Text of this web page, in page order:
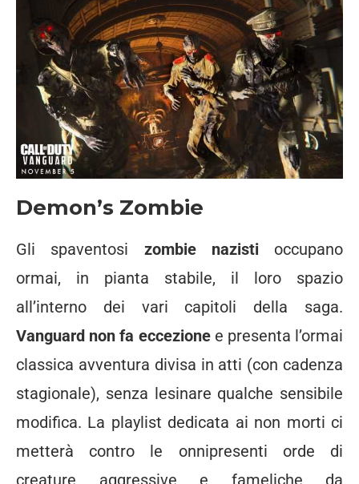
Demon’s Zombie
Gli spaventosi zombie nazistioccupano
ormai, in pianta stabile, il loro spazio
all’interno dei vari capitoli della saga.
Vanguard non fa eccezionee presenta l’ormai
classica avventura divisa in atti (con cadenza
stagionale), senza lesinare qualche sensibile
modifica. La playlist dedicata ai non morti ci
metterà contro le onnipresenti orde di
creature aggressive e fameliche da